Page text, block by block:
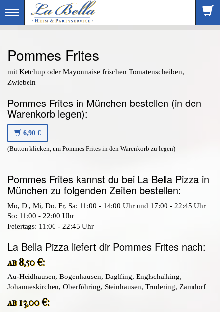
Toggle
navigation
Pommes Frites
mit Ketchup oder Mayonnaise frischen Tomatenscheiben,
Zwiebeln
Pommes Frites in München bestellen (in den
Warenkorb legen):
6,90 €
(Button klicken, um Pommes Frites in den Warenkorb zu legen)
Pommes Frites kannst du bei La Bella Pizza in
München zu folgenden Zeiten bestellen:
Mo, Di, Mi, Do, Fr, Sa: 11:00 - 14:00 Uhr und 17:00 - 22:45 Uhr
So: 11:00 - 22:00 Uhr
Feiertags: 11:00 - 22:45 Uhr
La Bella Pizza liefert dir Pommes Frites nach:
ab 8,50 €:
Au-Heidhausen, Bogenhausen, Daglfing, Englschalking,
Johanneskirchen, Oberföhring, Steinhausen, Trudering, Zamdorf
ab 13,00 €: